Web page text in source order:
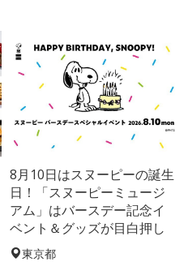
8月10日はスヌーピーの誕生
日！「スヌーピーミュージ
アム」はバースデー記念イ
ベント＆グッズが目白押し
東京都